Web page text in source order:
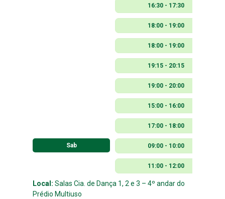
16:30 - 17:30
18:00 - 19:00
18:00 - 19:00
19:15 - 20:15
19:00 - 20:00
15:00 - 16:00
17:00 - 18:00
Sab 09:00 - 10:00
11:00 - 12:00
Local: Salas Cia. de Dança 1, 2 e 3 – 4º andar do
Prédio Multiuso